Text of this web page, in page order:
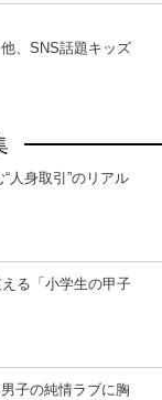
、SNS話題キッズ
人身取引”のリアル
る「小学生の甲子
子の純情ラブに胸